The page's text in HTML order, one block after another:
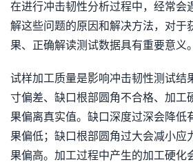
在进行冲击韧性分析过程中，经常会
解这些问题的原因和解决方法，对于
果、正确解读测试数据具有重要意义。
试样加工质量是影响冲击韧性测试结
寸偏差、缺口根部圆角不合格、加工
果偏离真实值。缺口深度过深会降低
果偏低；缺口根部圆角过大会减小应
果偏高。加工过程中产生的加工硬化